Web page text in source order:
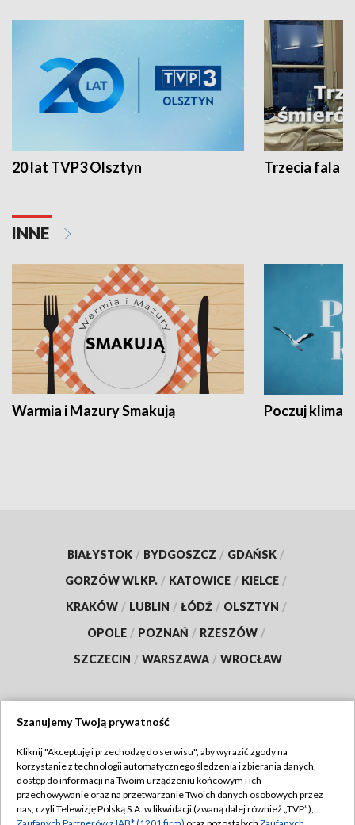
20 lat TVP3 Olsztyn Trzecia fala -
INNE
Warmia i Mazury Smakują Poczuj klimat
BIAŁYSTOK / BYDGOSZCZ / GDAŃSK /
GORZÓW WLKP. / KATOWICE / KIELCE /
KRAKÓW / LUBLIN / ŁÓDŹ / OLSZTYN /
OPOLE / POZNAŃ / RZESZÓW /
SZCZECIN / WARSZAWA / WROCŁAW
TVP
Abonament TVP
Emisja w TVP
Regulamin TVP
Szanujemy Twoją prywatność
Kliknij "Akceptuję i przechodzę do serwisu", aby wyrazić zgody na
korzystanie z technologii automatycznego śledzenia i zbierania danych,
dostęp do informacji na Twoim urządzeniu końcowym i ich
przechowywanie oraz na przetwarzanie Twoich danych osobowych przez
nas, czyli Telewizję Polską S.A. w likwidacji (zwaną dalej również „TVP”),